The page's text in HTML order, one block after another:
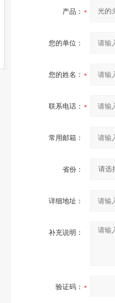
产品：
您的单位：
您的姓名：
联系电话：
常用邮箱：
省份：
详细地址：
补充说明：
验证码：